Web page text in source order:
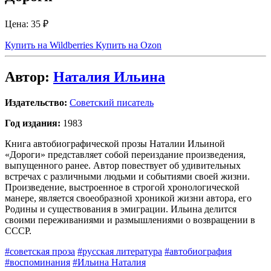
Цена: 35 ₽
Купить на Wildberries Купить на Ozon
Автор: Наталия Ильина
Издательство: Советский писатель
Год издания: 1983
Книга автобиографической прозы Наталии Ильиной
«Дороги» представляет собой переиздание произведения,
выпущенного ранее. Автор повествует об удивительных
встречах с различными людьми и событиями своей жизни.
Произведение, выстроенное в строгой хронологической
манере, является своеобразной хроникой жизни автора, его
Родины и существования в эмиграции. Ильина делится
своими переживаниями и размышлениями о возвращении в
СССР.
#советская проза #русская литература #автобиография
#воспоминания #Ильина Наталия